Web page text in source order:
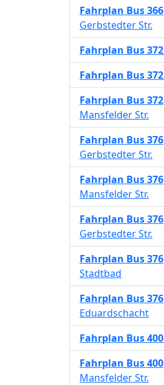
Fahrplan Bus 366
Gerbstedter Str.
Fahrplan Bus 372
Fahrplan Bus 372
Fahrplan Bus 372
Mansfelder Str.
Fahrplan Bus 376
Gerbstedter Str.
Fahrplan Bus 376
Mansfelder Str.
Fahrplan Bus 376
Gerbstedter Str.
Fahrplan Bus 376
Stadtbad
Fahrplan Bus 376
Eduardschacht
Fahrplan Bus 400
Fahrplan Bus 400
Mansfelder Str.